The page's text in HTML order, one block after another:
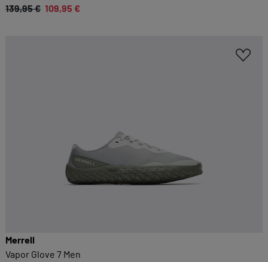
139,95 € 109,95 €
Merrell
Vapor Glove 7 Men